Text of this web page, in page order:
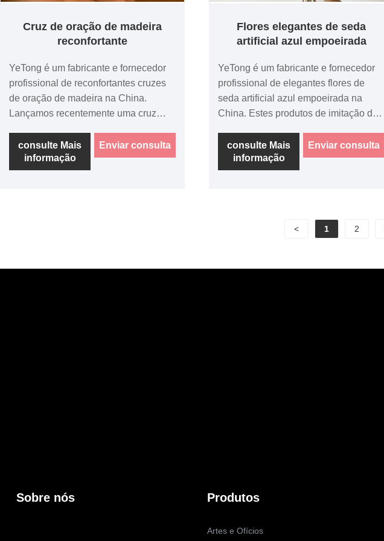
Cruz de oração de madeira
reconfortante
YeTong é um fabricante e fornecedor
profissional de reconfortantes cruzes
de oração de madeira na China.
Lançamos recentemente uma cruz
compacta e portátil. Venha consultar
ou comprar.
consulte Mais
informação
Enviar consulta
Flores elegantes de seda
artificial azul empoeirada
YeTong é um fabricante e fornecedor
profissional de elegantes flores de
seda artificial azul empoeirada na
China. Estes produtos de imitação de
adequados para casamentos e
decorações modernas. Bem-vindo
para consultar ou fazer uma compra.
consulte Mais
informação
Enviar consulta
< 1 2
Sobre nós Produtos
Artes e Ofícios